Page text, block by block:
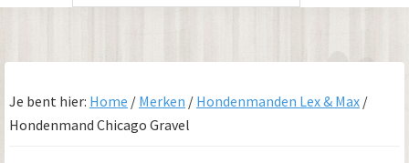
Je bent hier: Home / Merken / Hondenmanden Lex & Max /
Hondenmand Chicago Gravel